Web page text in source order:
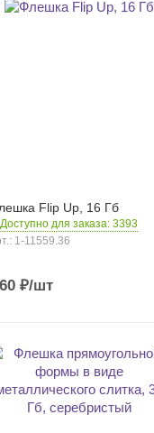
Flip Up, 16 Гб
Доступно для заказа: 3393
1-11559.36
₽/шт